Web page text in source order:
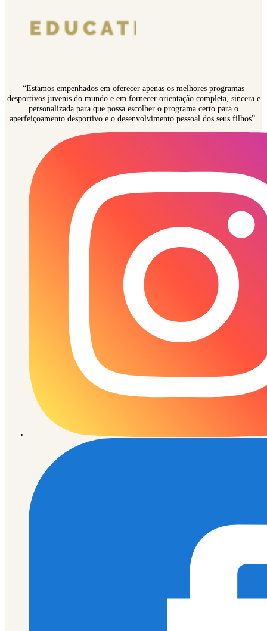
“Estamos empenhados em oferecer apenas os melhores programas
desportivos juvenis do mundo e em fornecer orientação completa, sincera e
personalizada para que possa escolher o programa certo para o
aperfeiçoamento desportivo e o desenvolvimento pessoal dos seus filhos”.